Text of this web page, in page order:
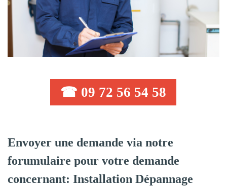
☎ 09 72 56 54 58
Envoyer une demande via notre
forumulaire pour votre demande
concernant: Installation Dépannage